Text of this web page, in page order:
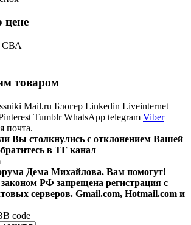
СВА
товаром
Mail.ru Блогер Linkedin Liveinternet
Tumblr WhatsApp telegram Viber
почта.
столкнулись с отклонением Вашей
в ТГ канал
Дема Михайлова. Вам помогут!
РФ запрещена регистрация с
серверов. Gmail.com, Hotmail.com и
code